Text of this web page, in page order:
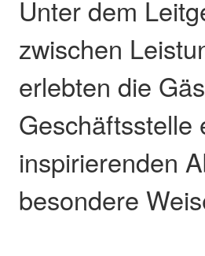
Unter dem
zwischen
erlebten die
Geschäftsstelle
inspirierenden
besondere